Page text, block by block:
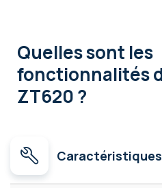
Quelles sont les
fonctionnalités
ZT620 ?
Caractéristiques